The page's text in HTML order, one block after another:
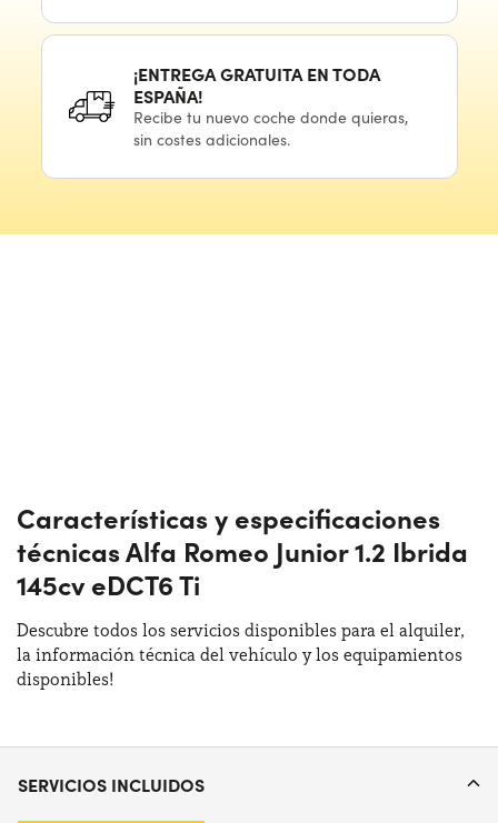
¡ENTREGA GRATUITA EN TODA
ESPAÑA!
Recibe tu nuevocoche donde quieras,
sin costes adicionales.
Características y especificaciones
técnicas Alfa Romeo Junior 1.2 Ibrida
145cv eDCT6 Ti
Descubre todos los servicios disponibles para el alquiler,
la información técnica del vehículo y los equipamientos
disponibles!
SERVICIOS INCLUIDOS